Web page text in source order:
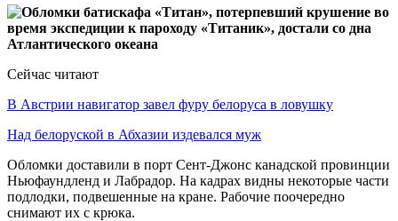
Сейчас читают
В Австрии навигатор завел фуру белоруса в ловушку
Над белоруской в Абхазии издевался муж
Обломки доставили в порт Сент-Джонс канадской провинции
Ньюфаундленд и Лабрадор. На кадрах видны некоторые части
подлодки, подвешенные на кране. Рабочие поочередно
снимают их с крюка.